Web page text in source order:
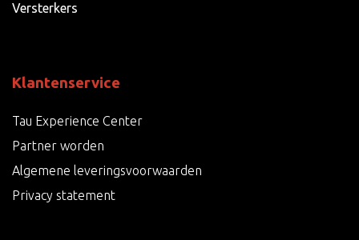
Versterkers
Klantenservice
Tau Experience Center
Partner worden
Algemene leveringsvoorwaarden
Privacy statement